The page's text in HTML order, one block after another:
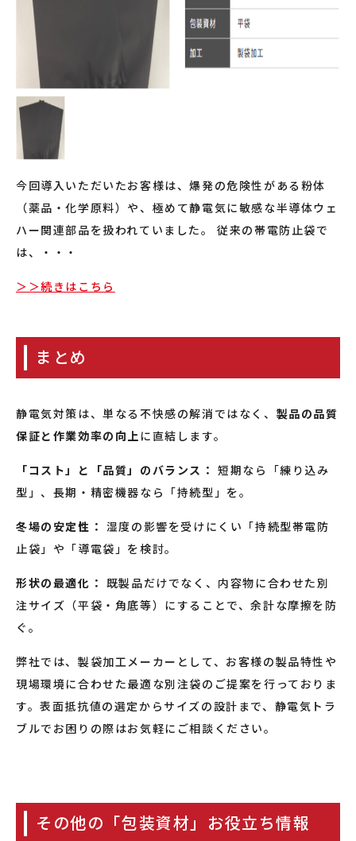
今回導入いただいたお客様は、爆発の危険性がある粉体
（薬品・化学原料）や、極めて静電気に敏感な半導体ウェ
ハー関連部品を扱われていました。 従来の帯電防止袋で
は、・・・
＞＞続きはこちら
まとめ
静電気対策は、単なる不快感の解消ではなく、 製品の品質
保証と作業効率の向上 に直結します。
「コスト」と「品質」のバランス： 短期なら「練り込み
型」、長期・精密機器なら「持続型」を。
冬場の安定性： 湿度の影響を受けにくい「持続型帯電防
止袋」や「導電袋」を検討。
形状の最適化： 既製品だけでなく、内容物に合わせた別
注サイズ（平袋・角底等）にすることで、余計な摩擦を防
ぐ。
弊社では、製袋加工メーカーとして、お客様の製品特性や
現場環境に合わせた最適な別注袋のご提案を行っておりま
す。表面抵抗値の選定からサイズの設計まで、静電気トラ
ブルでお困りの際はお気軽にご相談ください。
その他の「包装資材」お役立ち情報